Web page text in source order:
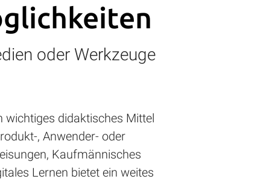
oder Werkzeuge
wichtiges didaktisches Mittel
, Anwender- oder
Kaufmännisches
Lernen bietet ein weites